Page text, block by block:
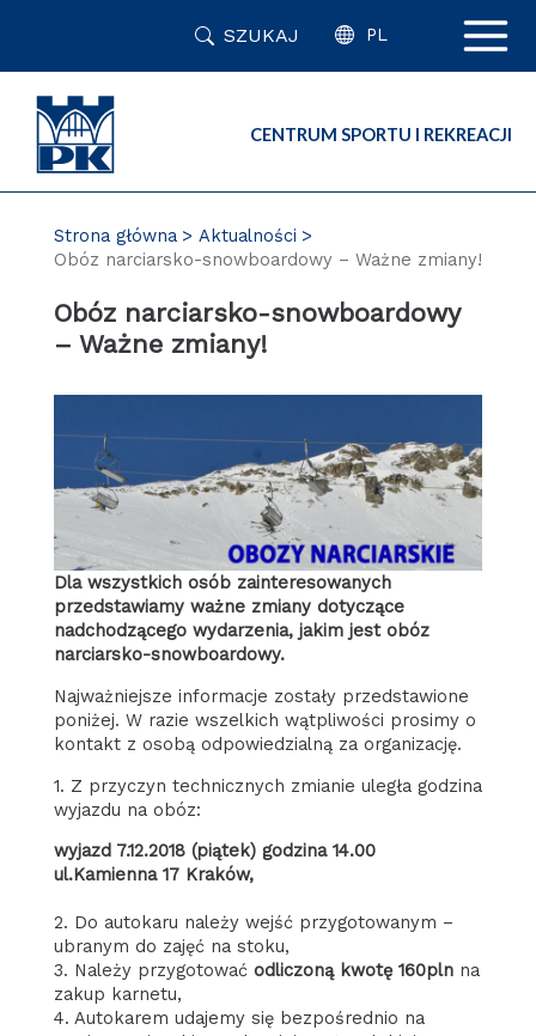
SZUKAJ PL
CENTRUM SPORTU I REKREACJI
Strona główna
Aktualności
Obóz narciarsko-snowboardowy – Ważne zmiany!
Obóz narciarsko-snowboardowy
– Ważne zmiany!
Dla wszystkich osób zainteresowanych
przedstawiamy ważne zmiany dotyczące
nadchodzącego wydarzenia, jakim jest obóz
narciarsko-snowboardowy.
Najważniejsze informacje zostały przedstawione
poniżej. W razie wszelkich wątpliwości prosimy o
kontakt z osobą odpowiedzialną za organizację.
1. Z przyczyn technicznych zmianie uległa godzina
wyjazdu na obóz:
wyjazd 7.12.2018 (piątek) godzina 14.00
ul.Kamienna 17 Kraków,
2. Do autokaru należy wejść przygotowanym –
ubranym do zajęć na stoku,
3. Należy przygotować odliczoną kwotę 160plnna
zakup karnetu,
4. Autokarem udajemy się bezpośrednio na